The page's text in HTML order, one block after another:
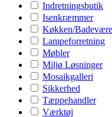
Indretningsbutik
Isenkræmmer
Køkken/
Lampeforretning
Møbler
Miljø Løsninger
Mosaikgalleri
Sikkerhed
Tæppehandler
Værktøj